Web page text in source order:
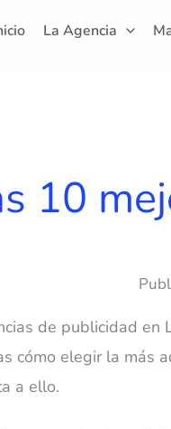
La Agencia
10
de publicidad en
cómo elegir la más
a ello.